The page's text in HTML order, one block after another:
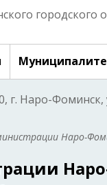
городского
г. Наро-
Наро-